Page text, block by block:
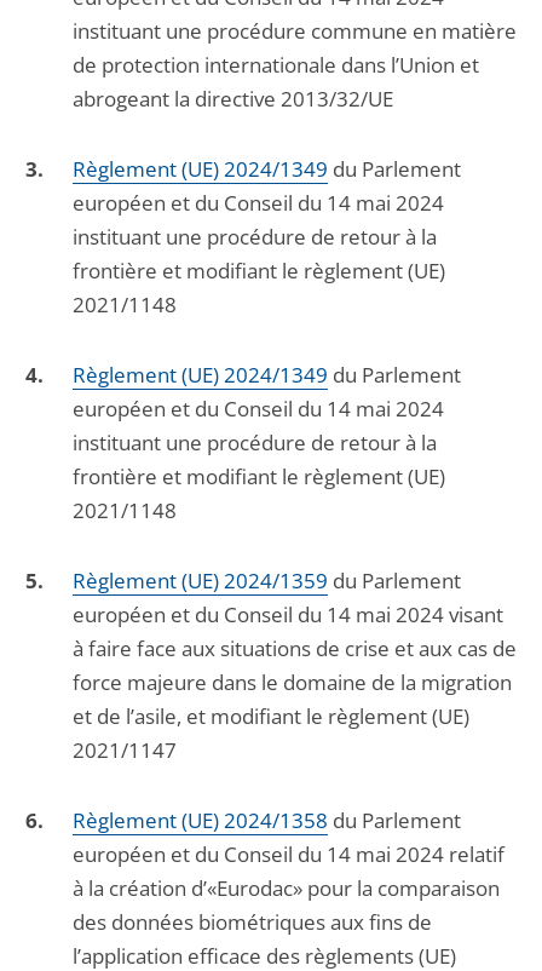
instituant une procédure commune en matière
de protection internationale dans l’Union et
abrogeant la directive 2013/32/UE
Règlement (UE) 2024/1349 du Parlement
européen et du Conseil du 14 mai 2024
instituant une procédure de retour à la
frontière et modifiant le règlement (UE)
2021/1148
Règlement (UE) 2024/1349 du Parlement
européen et du Conseil du 14 mai 2024
instituant une procédure de retour à la
frontière et modifiant le règlement (UE)
2021/1148
Règlement (UE) 2024/1359 du Parlement
européen et du Conseil du 14 mai 2024 visant
à faire face aux situations de crise et aux cas de
force majeure dans le domaine de la migration
et de l’asile, et modifiant le règlement (UE)
2021/1147
Règlement (UE) 2024/1358 du Parlement
européen et du Conseil du 14 mai 2024 relatif
à la création d’«Eurodac» pour la comparaison
des données biométriques aux fins de
l’application efficace des règlements (UE)